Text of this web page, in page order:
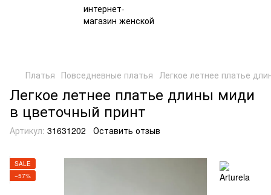
Платья Повседневные платья Легкое летнее платье
Легкое летнее платье длины миди
в цветочный принт
Артикул: 31631202 Оставить отзыв
SALE
−57%